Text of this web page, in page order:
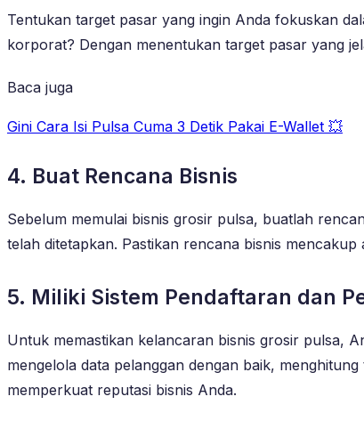
Tentukan target pasar yang ingin Anda fokuskan
korporat? Dengan menentukan target pasar yang
Baca juga
Gini Cara Isi Pulsa Cuma 3 Detik Pakai E-Wallet 💥
4. Buat Rencana Bisnis
Sebelum memulai bisnis grosir pulsa, buatlah
telah ditetapkan. Pastikan rencana bisnis
5. Miliki Sistem Pendaftaran dan
Untuk memastikan kelancaran bisnis grosir pulsa,
mengelola data pelanggan dengan baik,
memperkuat reputasi bisnis Anda.